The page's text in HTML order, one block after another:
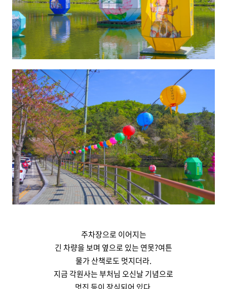
주차장으로 이어지는
긴 차량을 보며 옆으로 있는 연못?여튼
물가 산책로도 멋지더라.
지금 각원사는 부처님 오신날 기념으로